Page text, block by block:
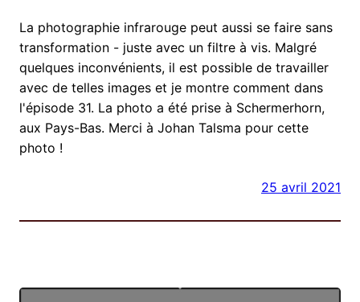
La photographie infrarouge peut aussi se faire sans
transformation - juste avec un filtre à vis. Malgré
quelques inconvénients, il est possible de travailler
avec de telles images et je montre comment dans
l'épisode 31. La photo a été prise à Schermerhorn,
aux Pays-Bas. Merci à Johan Talsma pour cette
photo !
25 avril 2021